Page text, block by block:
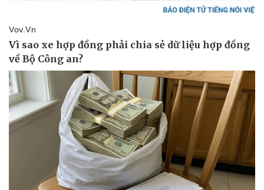
Lịch thi đấu bóng đá
Thế giới thể thao
eSports
Ô tô - Xe máy
Ô tô
Xe máy
Tư vấn